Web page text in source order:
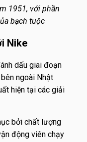
1951, với phần
bạch tuộc
Nike
dấu giai đoạn
ngoài Nhật
hiện tại các giải
bởi chất lượng
động viên chạy